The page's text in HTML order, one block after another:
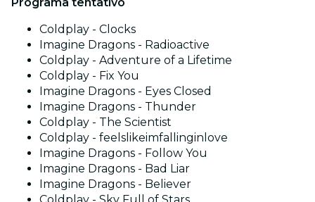
Coldplay - Clocks
Imagine Dragons - Radioactive
Coldplay - Adventure of a Lifetime
Coldplay - Fix You
Imagine Dragons - Eyes Closed
Imagine Dragons - Thunder
Coldplay - The Scientist
Coldplay - feelslikeimfallinginlove
Imagine Dragons - Follow You
Imagine Dragons - Bad Liar
Imagine Dragons - Believer
Coldplay - Sky Full of Stars